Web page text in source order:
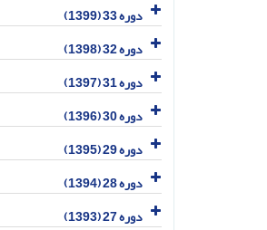
دوره 33 (1399)
دوره 32 (1398)
دوره 31 (1397)
دوره 30 (1396)
دوره 29 (1395)
دوره 28 (1394)
دوره 27 (1393)